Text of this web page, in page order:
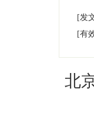
[发
[有
北